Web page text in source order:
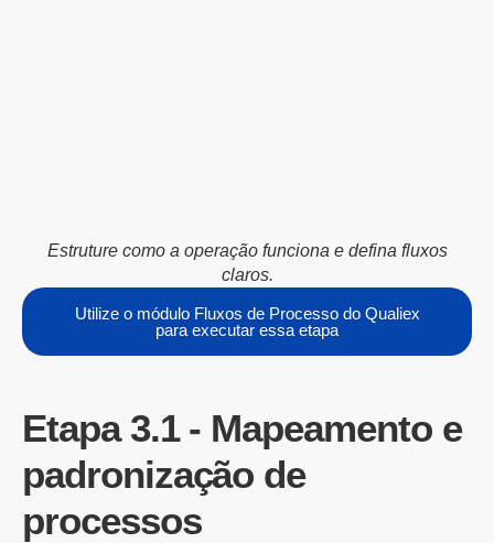
Estruture como a operação funciona e defina fluxos
claros.
Utilize o módulo Fluxos de Processo do Qualiex
para executar essa etapa
Etapa 3.1 - Mapeamento e
padronização de
processos